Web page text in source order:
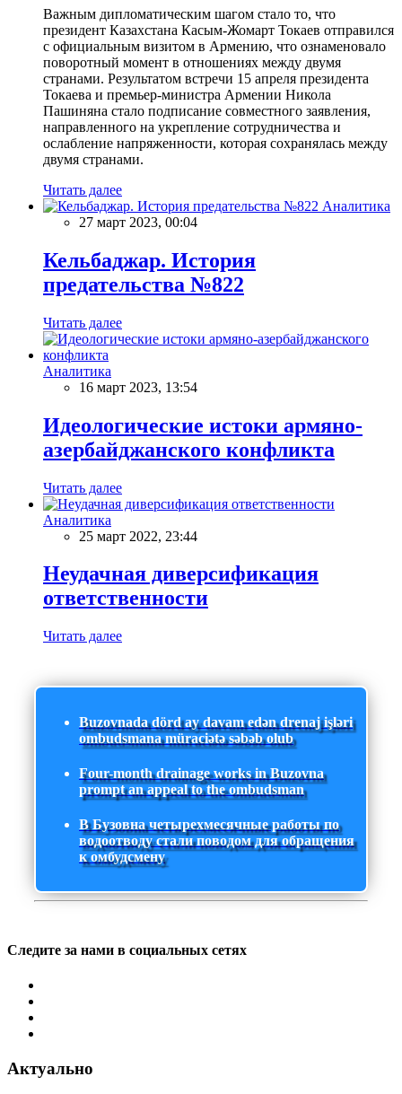
Важным дипломатическим шагом стало то, что
президент Казахстана Касым-Жомарт Токаев отправился
с официальным визитом в Армению, что ознаменовало
поворотный момент в отношениях между двумя
странами. Результатом встречи 15 апреля президента
Токаева и премьер-министра Армении Никола
Пашиняна стало подписание совместного заявления,
направленного на укрепление сотрудничества и
ослабление напряженности, которая сохранялась между
двумя странами.
Читать далее
Аналитика
27 март 2023, 00:04
Кельбаджар. История
предательства №822
Читать далее
Аналитика
16 март 2023, 13:54
Идеологические истоки армяно-
азербайджанского конфликта
Читать далее
Аналитика
25 март 2022, 23:44
Неудачная диверсификация
ответственности
Читать далее
Buzovnada dörd ay davam edən drenaj işləri
ombudsmana müraciətə səbəb olub
Four-month drainage works in Buzovna
prompt an appeal to the ombudsman
В Бузовна четырехмесячные работы по
водоотводу стали поводом для обращения
к омбудсмену
Следите за нами в социальных сетях
Актуально